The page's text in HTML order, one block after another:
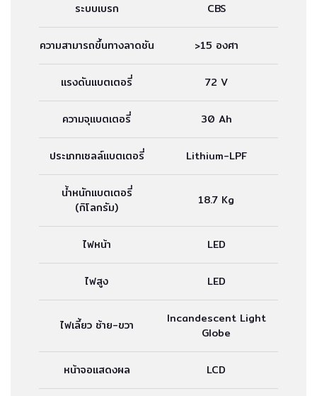
ระบบเบรก CBS
ความสามารถขึ้นทางลาดชัน >15 องศา
แรงดันแบตเตอรี่ 72 V
ความจุแบตเตอรี่ 30 Ah
ประเภทเซลล์แบตเตอรี่ Lithium-LPF
น้ำหนักแบตเตอรี่
(กิโลกรัม)
18.7 Kg
ไฟหน้า LED
ไฟสูง LED
ไฟเลี้ยว ซ้าย-ขวา
Incandescent Light
Globe
หน้าจอแสดงผล LCD